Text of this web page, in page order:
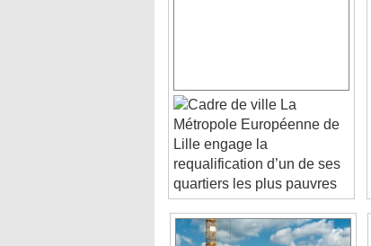
Métropole Européenne de
Lille engage la
requalification d’un de ses
quartiers les plus pauvres